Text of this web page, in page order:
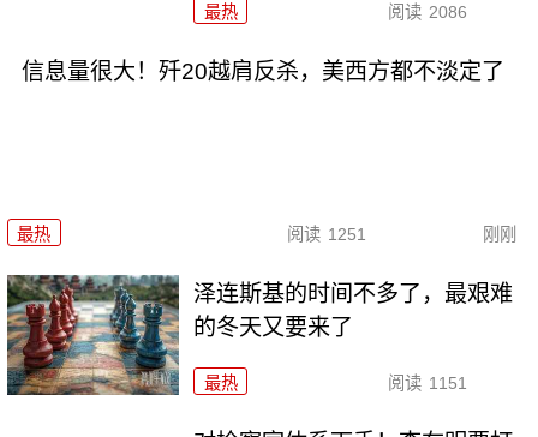
最热 阅读 2086
信息量很大！歼20越肩反杀，美西方都不淡定了
最热 阅读 1251 刚刚
泽连斯基的时间不多了，最艰难
的冬天又要来了
最热 阅读 1151